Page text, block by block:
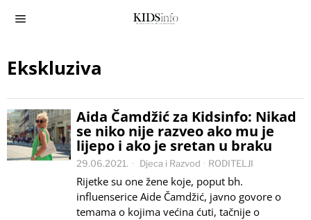
Ekskluziva
Aida Čamdžić za Kidsinfo: Nikad
se niko nije razveo ako mu je
lijepo i ako je sretan u braku
29.06.2021. Djeca i Razvod · RODITELJI
Rijetke su one žene koje, poput bh.
influenserice Aide Čamdžić, javno govore o
temama o kojima većina ćuti, tačnije o